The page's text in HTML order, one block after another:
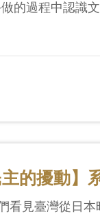
的過程中認識
的擾動】
看見臺灣從日